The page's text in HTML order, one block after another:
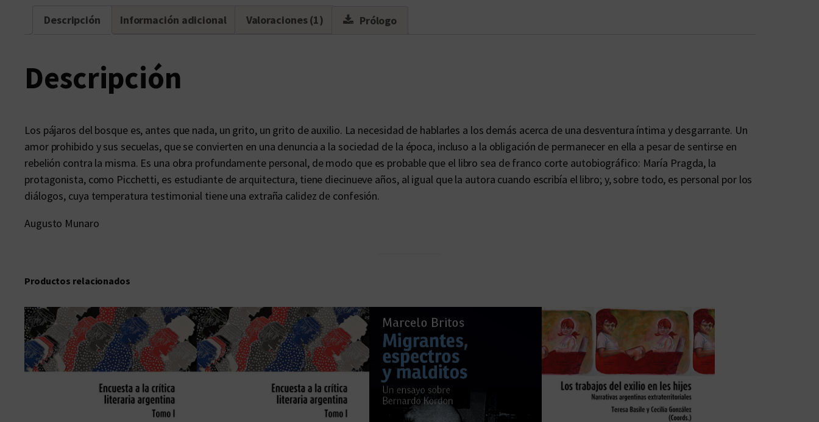
a
Descripción Información adicional Valoraciones (1) Prólogo
Descripción
Los pájaros del bosque es, antes que nada, un grito, un grito de auxilio. La necesidad de hablarles a los demás acerca de una desventura íntima y desgarrante. Un
amor prohibido y sus secuelas, que se convierten en una denuncia a la sociedad de la época, incluso a la obligación de permanecer en ella a pesar de sentirse en
rebelión contra la misma. Es una obra profundamente personal, de modo que es probable que el libro sea de franco corte autobiográfico: María Pragda, la
protagonista, como Picchetti, es estudiante de arquitectura, tiene diecinueve años, al igual que la autora cuando escribía el libro; y, sobre todo, es personal por los
diálogos, cuya temperatura testimonial tiene una extraña calidez de confesión.
Augusto Munaro
Productos relacionados